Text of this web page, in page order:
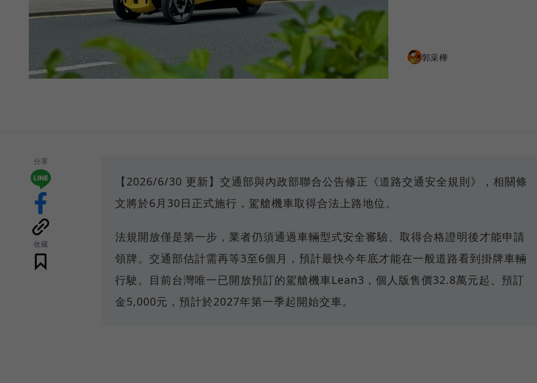
郭采樺
分享
收藏
【2026/6/30 更新】交通部與內政部聯合公告修正《道路交通安全規則》，相關條
文將於6月30日正式施行，駕艙機車取得合法上路地位。
法規開放僅是第一步，業者仍須通過車輛型式安全審驗、取得合格證明後才能申請
領牌。交通部估計需再等3至6個月，預計最快今年底才能在一般道路看到掛牌車輛
行駛。目前台灣唯一已開放預訂的駕艙機車Lean3，個人版售價32.8萬元起、預訂
金5,000元，預計於2027年第一季起開始交車。